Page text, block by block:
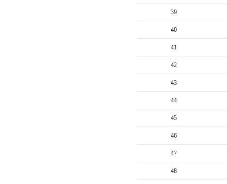
39
40
41
42
43
44
45
46
47
48